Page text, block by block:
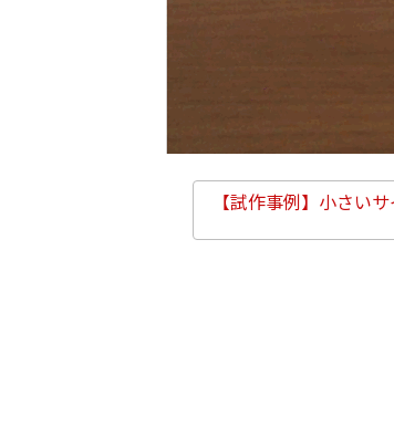
【試作事例】小さい